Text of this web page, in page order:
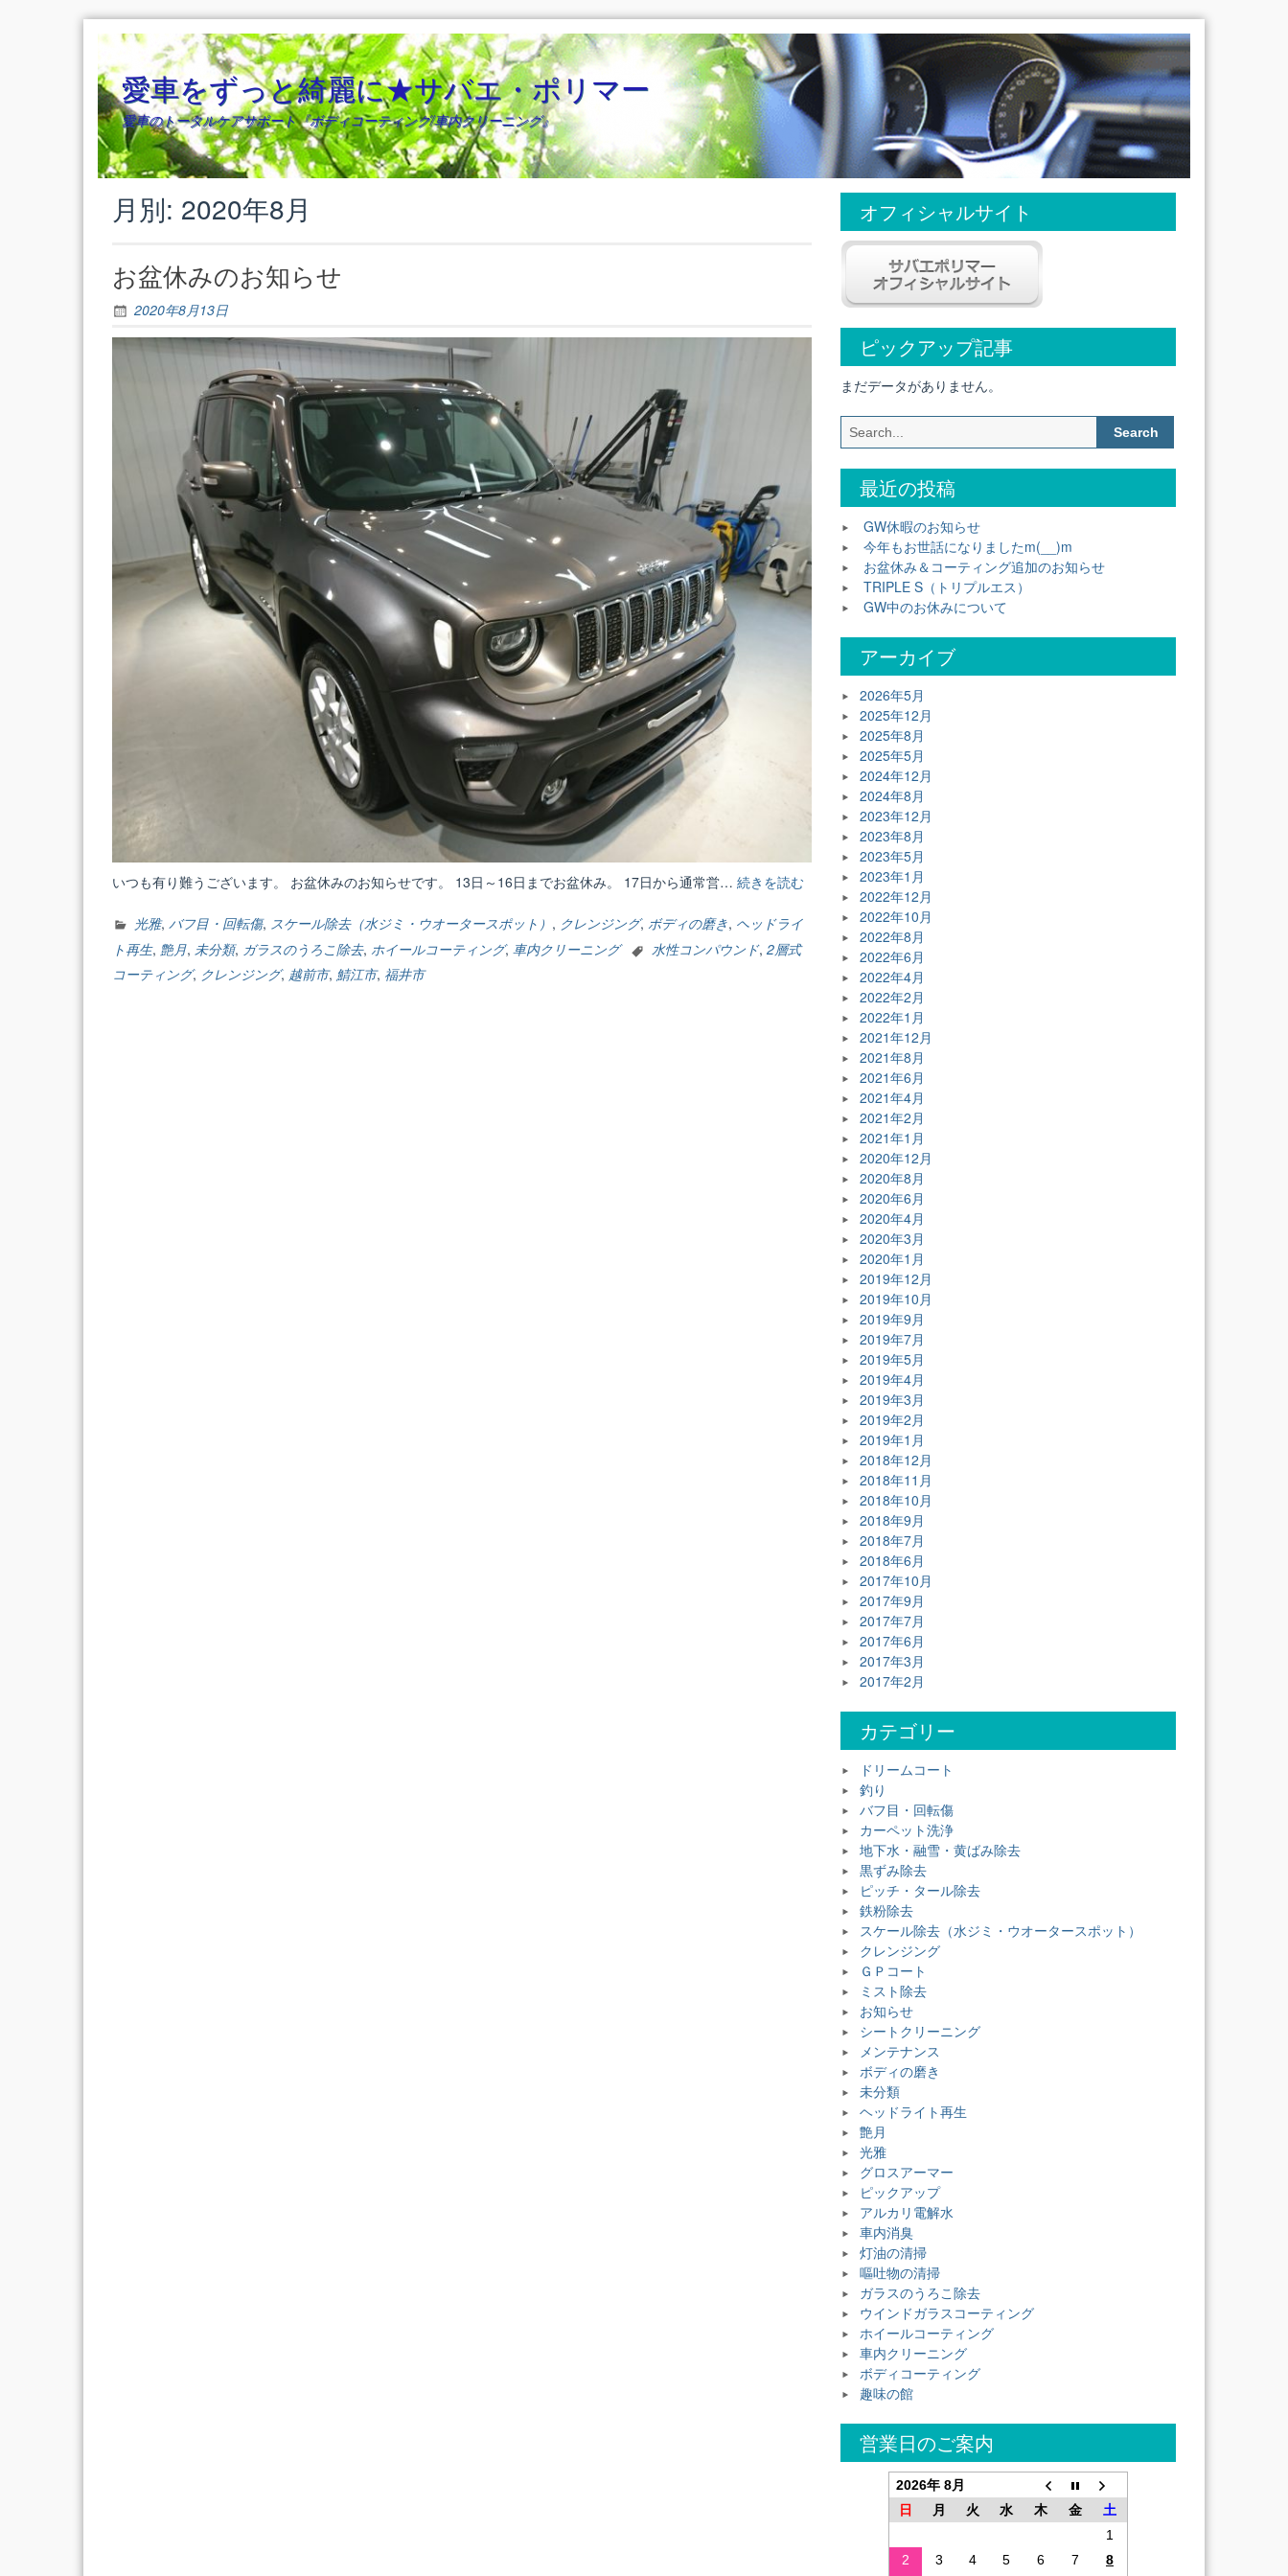
愛車をずっと綺麗に★サバエ・ポリマー
愛車のトータルケアサポート『ボディコーティング/車内クリーニング』
月別: 2020年8月
お盆休みのお知らせ
2020年8月13日
いつも有り難うございます。 お盆休みのお知らせです。 13日～16日までお盆休み。 17日から通常営… 続きを読む
光雅, バフ目・回転傷, スケール除去（水ジミ・ウオータースポット） , クレンジング, ボディの磨き, ヘッドライ
ト再生, 艶月, 未分類, ガラスのうろこ除去, ホイールコーティング, 車内クリーニング 水性コンパウンド, 2層式
コーティング, クレンジング, 越前市, 鯖江市, 福井市
オフィシャルサイト
ピックアップ記事
まだデータがありません。
Search
for:
最近の投稿
GW休暇のお知らせ
今年もお世話になりましたm(__)m
お盆休み＆コーティング追加のお知らせ
TRIPLE S（トリプルエス）
GW中のお休みについて
アーカイブ
2026年5月
2025年12月
2025年8月
2025年5月
2024年12月
2024年8月
2023年12月
2023年8月
2023年5月
2023年1月
2022年12月
2022年10月
2022年8月
2022年6月
2022年4月
2022年2月
2022年1月
2021年12月
2021年8月
2021年6月
2021年4月
2021年2月
2021年1月
2020年12月
2020年8月
2020年6月
2020年4月
2020年3月
2020年1月
2019年12月
2019年10月
2019年9月
2019年7月
2019年5月
2019年4月
2019年3月
2019年2月
2019年1月
2018年12月
2018年11月
2018年10月
2018年9月
2018年7月
2018年6月
2017年10月
2017年9月
2017年7月
2017年6月
2017年3月
2017年2月
カテゴリー
ドリームコート
釣り
バフ目・回転傷
カーペット洗浄
地下水・融雪・黄ばみ除去
黒ずみ除去
ピッチ・タール除去
鉄粉除去
スケール除去（水ジミ・ウオータースポット）
クレンジング
ＧＰコート
ミスト除去
お知らせ
シートクリーニング
メンテナンス
ボディの磨き
未分類
ヘッドライト再生
艶月
光雅
グロスアーマー
ピックアップ
アルカリ電解水
車内消臭
灯油の清掃
嘔吐物の清掃
ガラスのうろこ除去
ウインドガラスコーティング
ホイールコーティング
車内クリーニング
ボディコーティング
趣味の館
営業日のご案内
2026年 8月
日
月 火 水 木 金
土
1
2
3 4 5 6 7 8